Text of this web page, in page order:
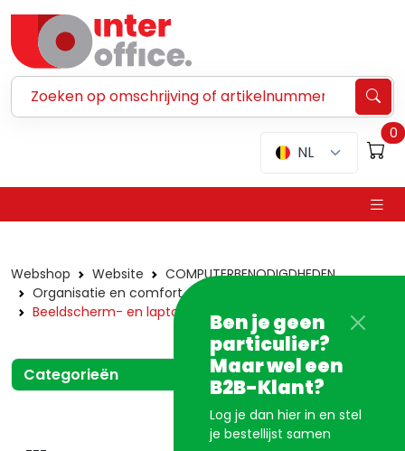
NL
0
Ben je geen
particulier?
Maar wel een
B2B-Klant?
Log je dan hier in en stel
je bestellijst samen
Webshop Website
COMPUTERBENODIGDHEDEN
Organisatie en comfort
Beeldscherm- en laptopdragers
Categorieën